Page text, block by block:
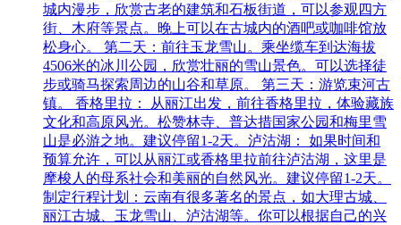
城内漫步，欣赏古老的建筑和石板街道，可以参观四方
街、木府等景点。晚上可以在古城内的酒吧或咖啡馆放
松身心。 第二天：前往玉龙雪山。乘坐缆车到达海拔
4506米的冰川公园，欣赏壮丽的雪山景色。可以选择徒
步或骑马探索周边的山谷和草原。 第三天：游览束河古
镇。 香格里拉： 从丽江出发，前往香格里拉，体验藏族
文化和高原风光。松赞林寺、普达措国家公园和梅里雪
山是必游之地。建议停留1-2天。泸沽湖： 如果时间和
预算允许，可以从丽江或香格里拉前往泸沽湖，这里是
摩梭人的母系社会和美丽的自然风光。建议停留1-2天。
制定行程计划：云南有很多著名的景点，如大理古城、
丽江古城、玉龙雪山、泸沽湖等。你可以根据自己的兴